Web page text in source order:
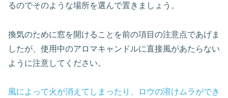
るのでそのような場所を選んで置きましょう。
換気のために窓を開けることを前の項目の注意点であげま
したが、使用中のアロマキャンドルに直接風があたらない
ように注意してください。
風によって火が消えてしまったり、ロウの溶けムラができ